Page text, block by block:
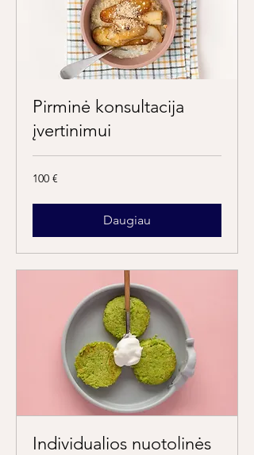
Pirminė konsultacija
įvertinimui
100
eurų
100 €
Daugiau
Individualios nuotolinės